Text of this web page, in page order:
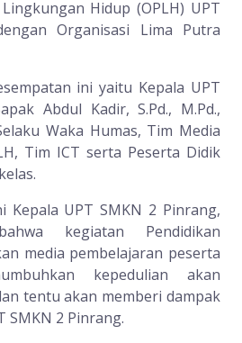
Hidup (OPLH) UPT
Organisasi Lima Putra
ini yaitu Kepala UPT
Abdul Kadir, S.Pd., M.Pd.,
Waka Humas, Tim Media
Tim ICT serta Peserta Didik
Kepala UPT SMKN 2 Pinrang,
kegiatan Pendidikan
media pembelajaran peserta
kepedulian akan
tentu akan memberi dampak
SMKN 2 Pinrang.